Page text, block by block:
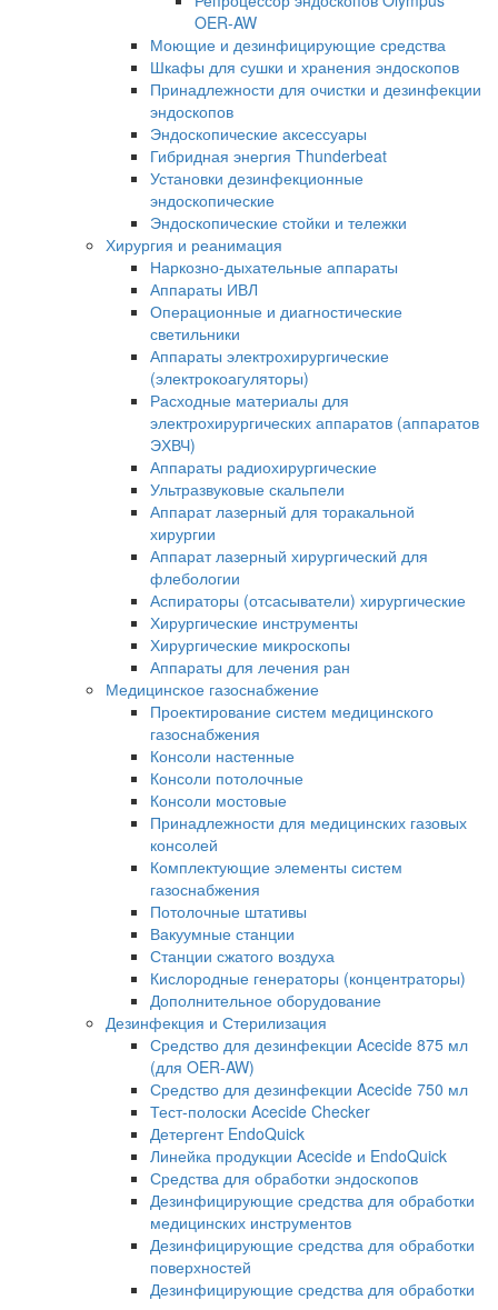
OER-AW
Моющие и дезинфицирующие средства
Шкафы для сушки и хранения эндоскопов
Принадлежности для очистки и дезинфекции
эндоскопов
Эндоскопические аксессуары
Гибридная энергия Thunderbeat
Установки дезинфекционные
эндоскопические
Эндоскопические стойки и тележки
Хирургия и реанимация
Наркозно-дыхательные аппараты
Аппараты ИВЛ
Операционные и диагностические
светильники
Аппараты электрохирургические
(электрокоагуляторы)
Расходные материалы для
электрохирургических аппаратов (аппаратов
ЭХВЧ)
Аппараты радиохирургические
Ультразвуковые скальпели
Аппарат лазерный для торакальной
хирургии
Аппарат лазерный хирургический для
флебологии
Аспираторы (отсасыватели) хирургические
Хирургические инструменты
Хирургические микроскопы
Аппараты для лечения ран
Медицинское газоснабжение
Проектирование систем медицинского
газоснабжения
Консоли настенные
Консоли потолочные
Консоли мостовые
Принадлежности для медицинских газовых
консолей
Комплектующие элементы систем
газоснабжения
Потолочные штативы
Вакуумные станции
Станции сжатого воздуха
Кислородные генераторы (концентраторы)
Дополнительное оборудование
Дезинфекция и Стерилизация
Средство для дезинфекции Acecide 875 мл
(для OER-AW)
Средство для дезинфекции Acecide 750 мл
Тест-полоски Acecide Checker
Детергент EndoQuick
Линейка продукции Acecide и EndoQuick
Средства для обработки эндоскопов
Дезинфицирующие средства для обработки
медицинских инструментов
Дезинфицирующие средства для обработки
поверхностей
Дезинфицирующие средства для обработки